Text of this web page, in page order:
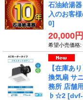
石油給湯
入のお客
0]
20,000円
希望小売価格:
【在庫あ
換気扇 サ
務所 店舗
♭☆2